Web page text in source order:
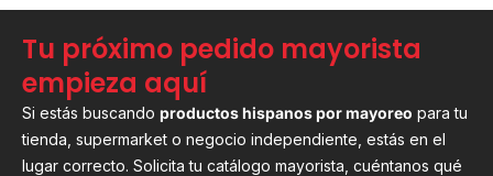
Tu próximo pedido mayorista
empieza aquí
Si estás buscando productos hispanos por mayoreo para tu
tienda, supermarket o negocio independiente, estás en el
lugar correcto. Solicita tu catálogo mayorista, cuéntanos qué